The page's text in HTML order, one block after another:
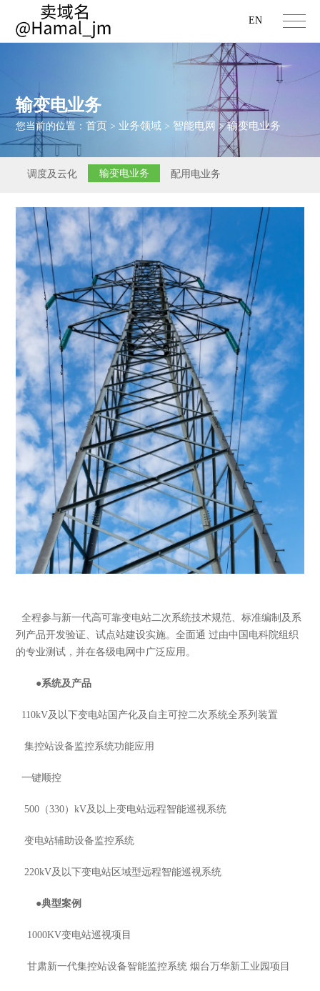
EN
输变电业务
您当前的位置：首页 > 业务领域 > 智能电网 >输变电业务
调度及云化 输变电业务 配用电业务
全程参与新一代高可靠变电站二次系统技术规范、标准编制及系
列产品开发验证、试点站建设实施。全面通 过由中国电科院组织
的专业测试，并在各级电网中广泛应用。
●系统及产品
110kV及以下变电站国产化及自主可控二次系统全系列装置
集控站设备监控系统功能应用
一键顺控
500（330）kV及以上变电站远程智能巡视系统
变电站辅助设备监控系统
220kV及以下变电站区域型远程智能巡视系统
●典型案例
1000KV变电站巡视项目
甘肃新一代集控站设备智能监控系统 烟台万华新工业园项目